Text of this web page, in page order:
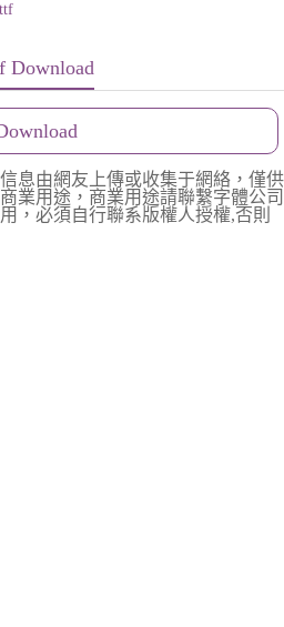
Download
息由網友上傳或收集于網絡，僅供
業用途，商業用途請聯繫字體公司
，必須自行聯系版權人授權,否則